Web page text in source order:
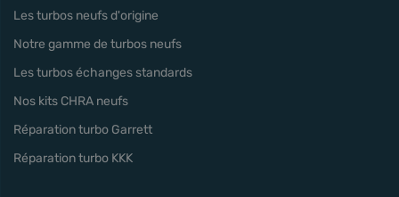
Les turbos neufs d'origine
Notre gamme de turbos neufs
Les turbos échanges standards
Nos kits CHRA neufs
Réparation turbo Garrett
Réparation turbo KKK